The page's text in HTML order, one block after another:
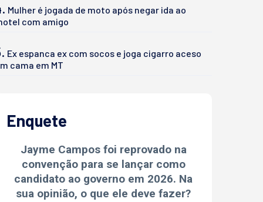
Mulher é jogada de moto após negar ida ao
com amigo
Ex espanca ex com socos e joga cigarro aceso
cama em MT
Enquete
Jayme Campos foi reprovado na
convenção para se lançar como
candidato ao governo em 2026. Na
sua opinião, o que ele deve fazer?